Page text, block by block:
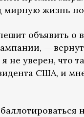
жизнь
объявить
—
уверен, что
США, и